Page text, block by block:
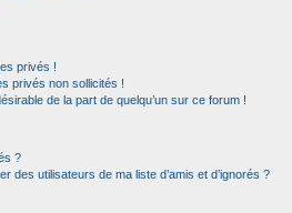
privés !
privés non sollicités !
de la part de quelqu’un sur ce forum !
?
des utilisateurs de ma liste d’amis et d’ignorés ?